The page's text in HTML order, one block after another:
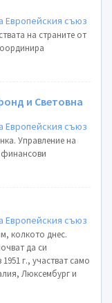
Европейския съюз
на страните от
и Световна
Европейския съюз
Управление на
Европейския съюз
колкото днес.
да си
г., участват само
Люксембург и